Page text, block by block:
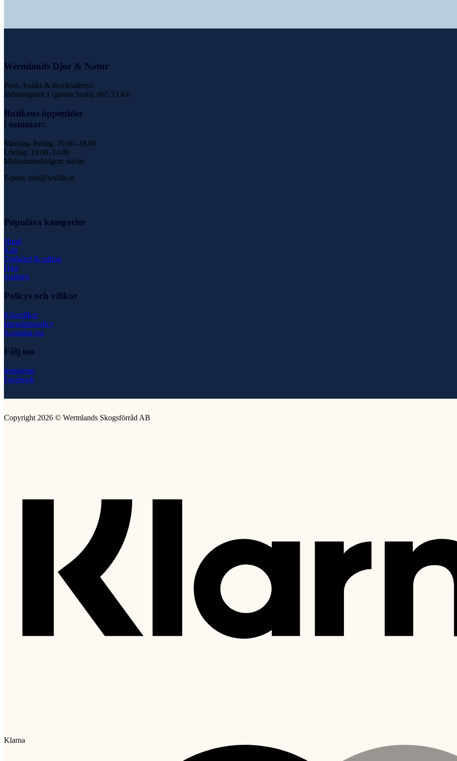
Wermlands Djur & Natur
Post-, butiks & besöksadress:
Industrigatan 1 (gamla Scan), 665 33 Kil
Butikens öppettider
i sommar:
Måndag–fredag: 10.00–18.00
Lördag: 10.00–14.00
Midsommarhelgen: stängt
E-post: info@wsfab.se
Populära kategorier
Hund
Katt
Trädgård & odling
Häst
Stallströ
Policys och villkor
Köpvillkor
Integritetspolicy
Kontakta oss
Följ oss
Instagram
Facebook
Copyright 2026 © Wermlands Skogsförråd AB
Klarna